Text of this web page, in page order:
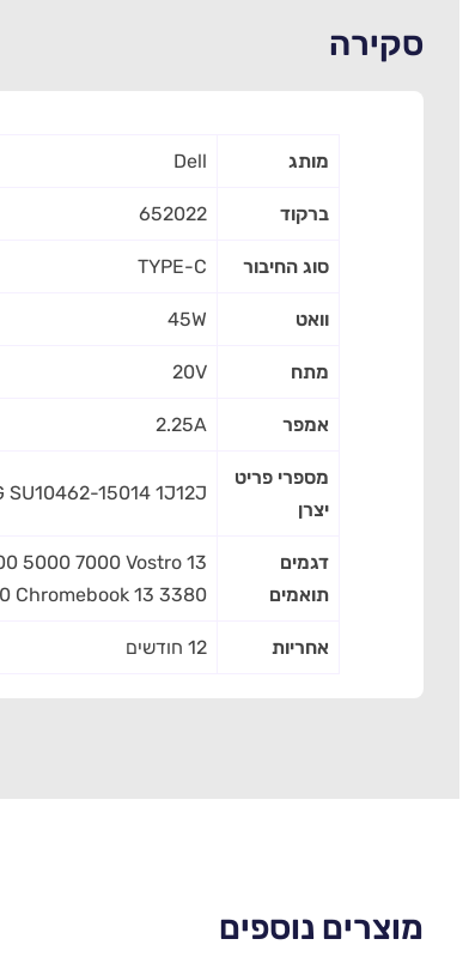
סקירה
מותג Dell
ברקוד 652022
סוג החיבור TYPE-C
וואט 45W
מתח 20V
אמפר 2.25A
מספרי פריט
יצרן
SU10462-15014 1J12J
דגמים
תואמים
5000 7000 Vostro 13
Chromebook 13 3380
אחריות 12 חודשים
מוצרים נוספים